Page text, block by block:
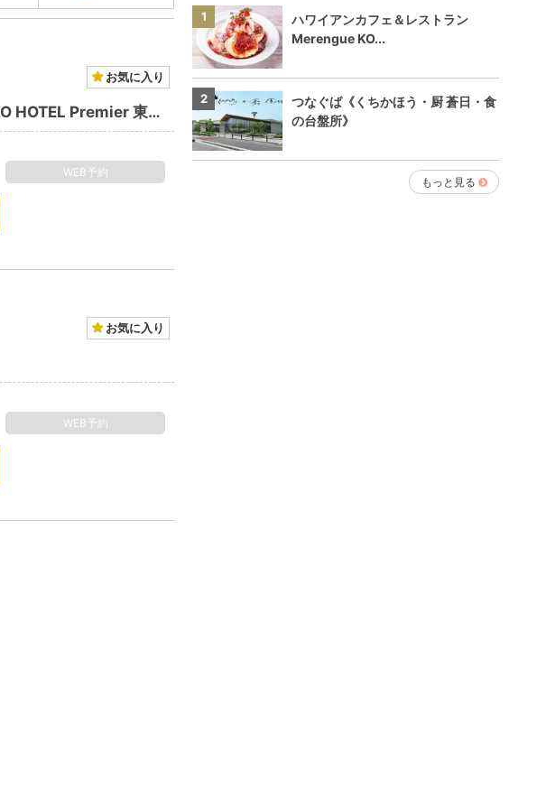
お気に入り
ハワイアンカフェ＆レストラン Merengue KOKO HOTEL Premier 東京ベイ幕張店 NEW
WEB予約
お気に入り
WEB予約
1
ハワイアンカフェ＆レストラン
Merengue KO...
2
つなぐば《くちかほう・厨 蒼日・食
の台盤所》
もっと見る